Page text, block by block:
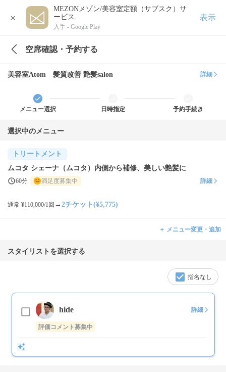
×
MEZONメゾン/美容室定額（サブスク）サ
ービス
入手 - Google Play
表示
空席確認・予約する
美容室Atom 髪質改善 艶髪salon 詳細
メニュー選択 日時指定 予約手続き
選択中のメニュー
トリートメント
ムコタ シェーナ（ムコタ）内側から補修、美しい艶髪に
60分 満足度募集中 詳細
通常 ¥110,000/1回 → 2チケット(¥5,775)
＋ メニュー変更・追加
スタイリストを選択する
指名なし
hide 詳細
評価コメント募集中